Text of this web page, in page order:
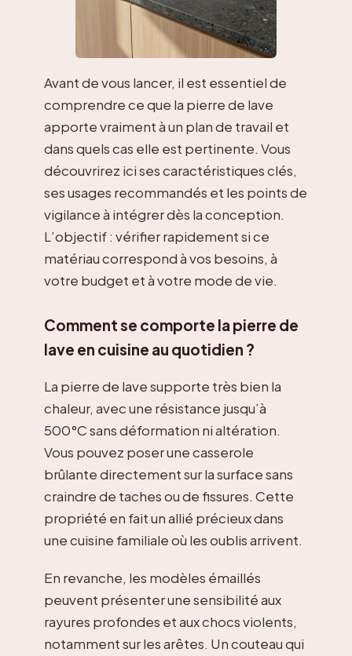
Avant de vous lancer, il est essentiel de
comprendre ce que la pierre de lave
apporte vraiment à un plan de travail et
dans quels cas elle est pertinente. Vous
découvrirez ici ses caractéristiques clés,
ses usages recommandés et les points de
vigilance à intégrer dès la conception.
L’objectif : vérifier rapidement si ce
matériau correspond à vos besoins, à
votre budget et à votre mode de vie.
Comment se comporte la pierre de
lave en cuisine au quotidien ?
La pierre de lave supporte très bien la
chaleur, avec une résistance jusqu’à
500°C sans déformation ni altération.
Vous pouvez poser une casserole
brûlante directement sur la surface sans
craindre de taches ou de fissures. Cette
propriété en fait un allié précieux dans
une cuisine familiale où les oublis arrivent.
En revanche, les modèles émaillés
peuvent présenter une sensibilité aux
rayures profondes et aux chocs violents,
notamment sur les arêtes. Un couteau qui